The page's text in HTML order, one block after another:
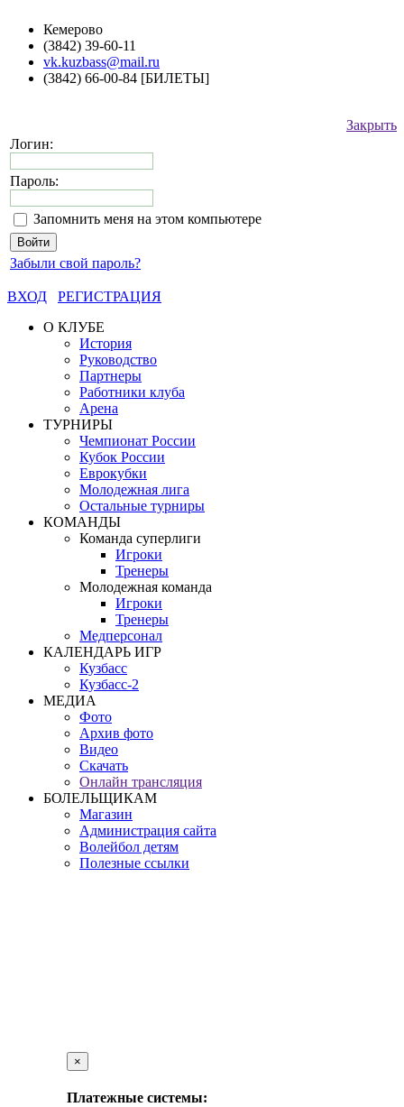
Кемерово
(3842) 39-60-11
vk.kuzbass@mail.ru
(3842) 66-00-84 [БИЛЕТЫ]
Закрыть
Логин:
Пароль:
Запомнить меня на этом компьютере
Забыли свой пароль?
ВХОД
РЕГИСТРАЦИЯ
О КЛУБЕ
История
Руководство
Партнеры
Работники клуба
Арена
ТУРНИРЫ
Чемпионат России
Кубок России
Еврокубки
Молодежная лига
Остальные турниры
КОМАНДЫ
Команда суперлиги
Игроки
Тренеры
Молодежная команда
Игроки
Тренеры
Медперсонал
КАЛЕНДАРЬ ИГР
Кузбасс
Кузбасс-2
МЕДИА
Фото
Архив фото
Видео
Скачать
Онлайн трансляция
БОЛЕЛЬЩИКАМ
Магазин
Администрация сайта
Волейбол детям
Полезные ссылки
×
Платежные системы: